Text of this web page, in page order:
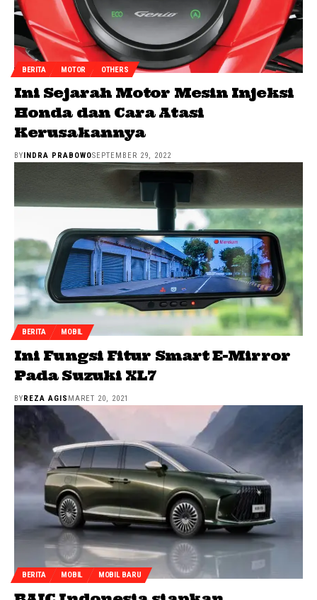
BERITA MOTOR OTHERS
Ini Sejarah Motor Mesin Injeksi
Honda dan Cara Atasi
Kerusakannya
BYINDRA PRABOWOSEPTEMBER 29, 2022
BERITA MOBIL
Ini Fungsi Fitur Smart E-Mirror
Pada Suzuki XL7
BYREZA AGIS MARET 20, 2021
BERITA MOBIL MOBIL BARU